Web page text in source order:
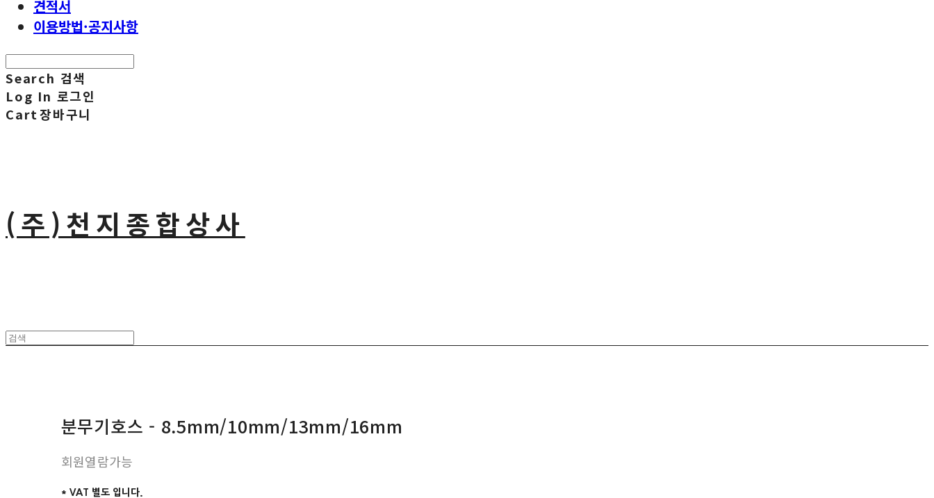
견적서
이용방법·공지사항
Search 검색
Log In 로그인
Cart장바구니
(주)천지종합상사
분무기호스 - 8.5mm/10mm/13mm/16mm
회원열람가능
* VAT 별도 입니다.